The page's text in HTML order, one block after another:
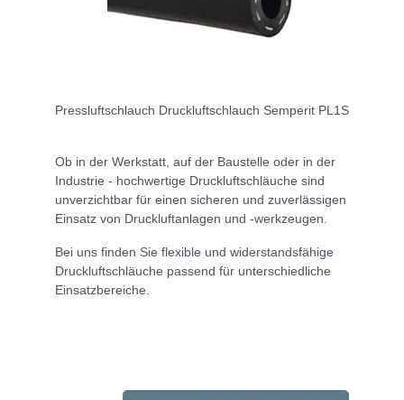
Pressluftschlauch Druckluftschlauch Semperit PL1S
Ob in der Werkstatt, auf der Baustelle oder in der
Industrie - hochwertige Druckluftschläuche sind
unverzichtbar für einen sicheren und zuverlässigen
Einsatz von Druckluftanlagen und -werkzeugen.
Bei uns finden Sie flexible und widerstandsfähige
Druckluftschläuche passend für unterschiedliche
Einsatzbereiche.